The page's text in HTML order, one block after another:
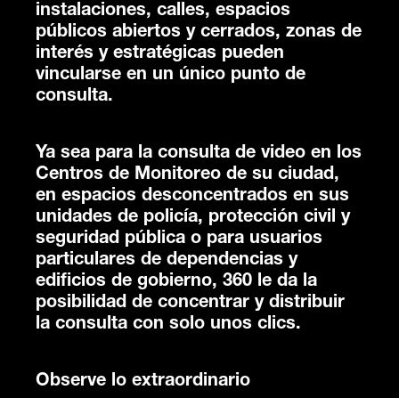
instalaciones, calles, espacios
públicos abiertos y cerrados, zonas de
interés y estratégicas pueden
vincularse en un único punto de
consulta.
Ya sea para la consulta de video en los
Centros de Monitoreo de su ciudad,
en espacios desconcentrados en sus
unidades de policía, protección civil y
seguridad pública o para usuarios
particulares de dependencias y
edificios de gobierno, 360 le da la
posibilidad de concentrar y distribuir
la consulta con solo unos clics.
Observe lo extraordinario